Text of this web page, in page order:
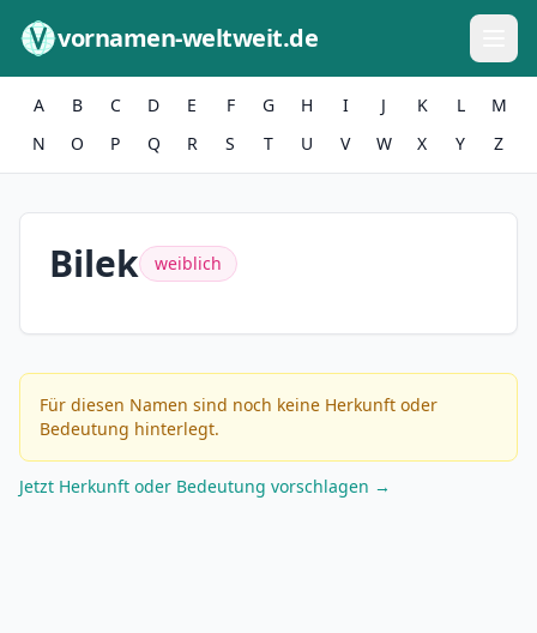
vornamen-weltweit.de
A B C D E F G H I J K L
M
N
O P Q R S T U V W X Y Z
Bilek weiblich
Für diesen Namen sind noch keine Herkunft oder
Bedeutung hinterlegt.
Jetzt Herkunft oder Bedeutung vorschlagen →